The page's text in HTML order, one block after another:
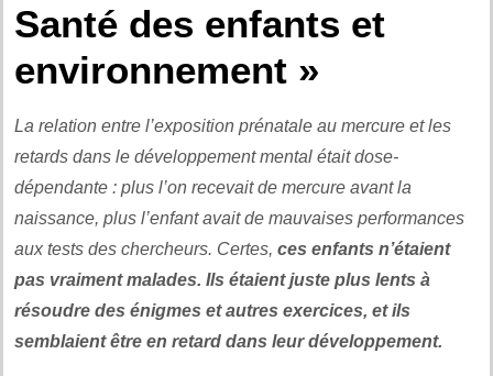
Santé des enfants et
environnement »
La relation entre l’exposition prénatale au mercure et les
retards dans le développement mental était dose-
dépendante : plus l’on recevait de mercure avant la
naissance, plus l’enfant avait de mauvaises performances
aux tests des chercheurs. Certes, ces enfants n’étaient
pas vraiment malades. Ils étaient juste plus lents à
résoudre des énigmes et autres exercices, et ils
semblaient être en retard dans leur développement.